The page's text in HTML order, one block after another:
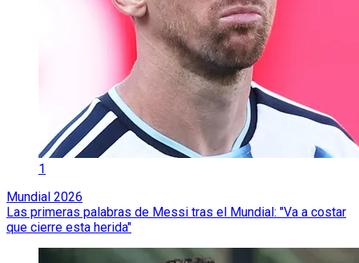
1
Mundial 2026
Las primeras palabras de Messi tras el Mundial: "Va a costar
que cierre esta herida"